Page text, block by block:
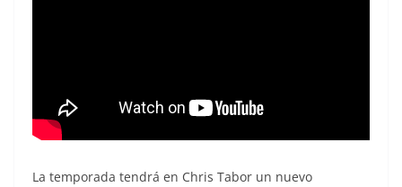
La temporada tendrá en Chris Tabor un nuevo